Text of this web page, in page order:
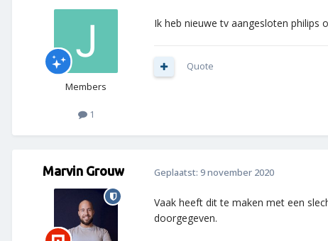
Members
1
Ik heb nieuwe tv aangesloten philips
Quote
Marvin Grouw Geplaatst: 9 november 2020
Vaak heeft dit te maken met een
doorgegeven.